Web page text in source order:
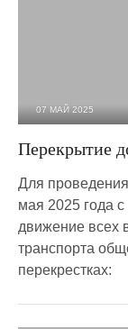
07 МАЙ 2025
Перекрытие
Для
мая 2025 года
движение всех
транспорта
перекрестках: